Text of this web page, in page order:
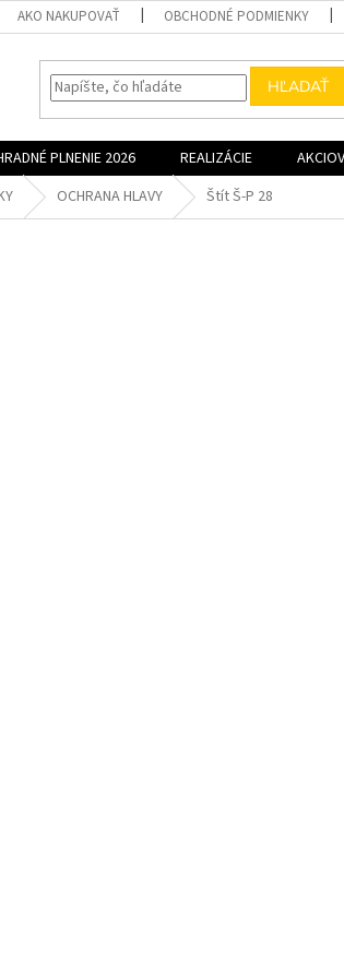
AKO NAKUPOVAŤ OBCHODNÉ PODMIENKY
HĽADAŤ
PLNENIE 2026 REALIZÁCIE
OCHRANA HLAVY Štít Š-P 28